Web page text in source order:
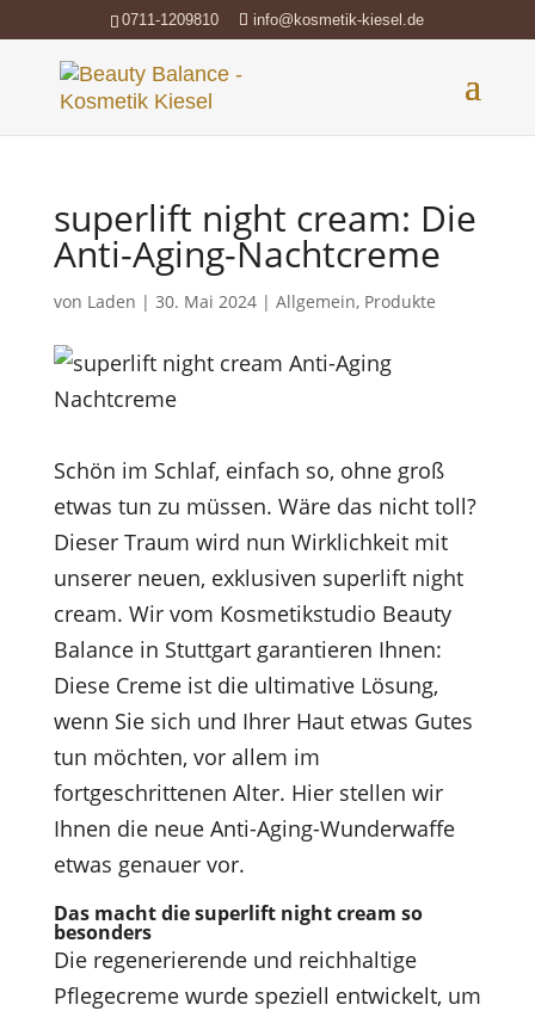
0711-1209810 info@kosmetik-kiesel.de
superlift night cream: Die
Anti-Aging-Nachtcreme
von Laden | 30. Mai 2024| Allgemein, Produkte
Schön im Schlaf, einfach so, ohne groß
etwas tun zu müssen. Wäre das nicht toll?
Dieser Traum wird nun Wirklichkeit mit
unserer neuen, exklusiven superlift night
cream. Wir vom Kosmetikstudio Beauty
Balance in Stuttgart garantieren Ihnen:
Diese Creme ist die ultimative Lösung,
wenn Sie sich und Ihrer Haut etwas Gutes
tun möchten, vor allem im
fortgeschrittenen Alter. Hier stellen wir
Ihnen die neue Anti-Aging-Wunderwaffe
etwas genauer vor.
Das macht die superlift night cream so
besonders
Die regenerierende und reichhaltige
Pflegecreme wurde speziell entwickelt, um